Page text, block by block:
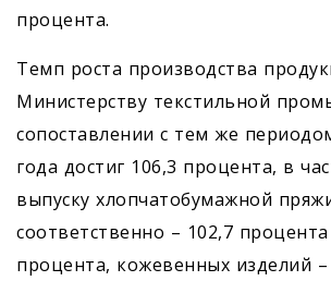
процента.
Темп роста производства
Министерству текстильной
сопоставлении с тем же
года достиг 106,3 процента, в
выпуску хлопчатобумажной
соответственно – 102,7
процента, кожевенных изделий –